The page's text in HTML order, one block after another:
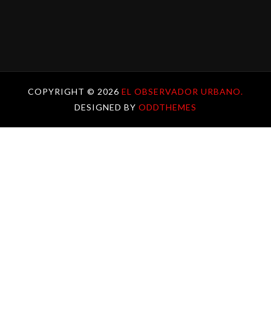
COPYRIGHT © 2026 EL OBSERVADOR URBANO.
DESIGNED BY ODDTHEMES